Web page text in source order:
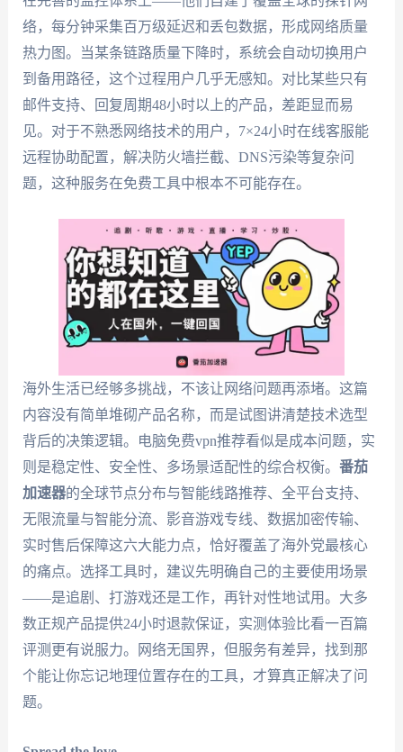
络，每分钟采集百万级延迟和丢包数据，形成网络质量
热力图。当某条链路质量下降时，系统会自动切换用户
到备用路径，这个过程用户几乎无感知。对比某些只有
邮件支持、回复周期48小时以上的产品，差距显而易
见。对于不熟悉网络技术的用户，7×24小时在线客服能
远程协助配置，解决防火墙拦截、DNS污染等复杂问
题，这种服务在免费工具中根本不可能存在。
海外生活已经够多挑战，不该让网络问题再添堵。这篇
内容没有简单堆砌产品名称，而是试图讲清楚技术选型
背后的决策逻辑。电脑免费vpn推荐看似是成本问题，实
则是稳定性、安全性、多场景适配性的综合权衡。 番茄
加速器的全球节点分布与智能线路推荐、全平台支持、
无限流量与智能分流、影音游戏专线、数据加密传输、
实时售后保障这六大能力点，恰好覆盖了海外党最核心
的痛点。选择工具时，建议先明确自己的主要使用场景
——是追剧、打游戏还是工作，再针对性地试用。大多
数正规产品提供24小时退款保证，实测体验比看一百篇
评测更有说服力。网络无国界，但服务有差异，找到那
个能让你忘记地理位置存在的工具，才算真正解决了问
题。